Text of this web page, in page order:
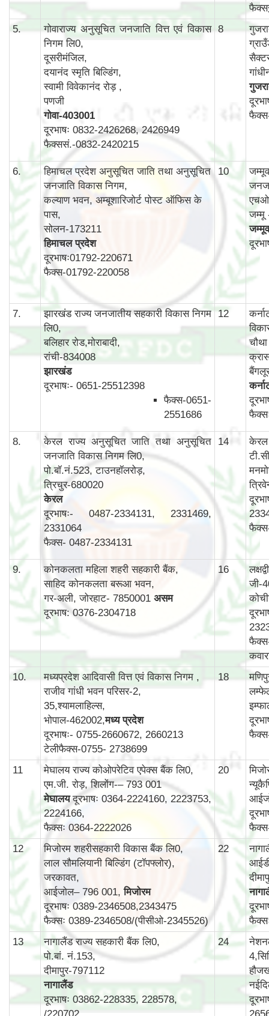
5.
गोवाराज्य अनुसूचित जनजाति वित्त एवं विकास
निगम लि0,
दूसरीमंजिल,
दयानंद स्मृति बिल्डिंग,
स्वामी विवेकानंद रोड़ ,
पणजी
गोवा-403001
दूरभाषः 0832-2426268, 2426949
फैक्ससं.-0832-2420215
8
6.
हिमाचल प्रदेश अनुसूचित जाति तथा अनुसूचित
जनजाति विकास निगम,
कल्याण भवन, अम्बूशारिजोर्ट पोस्ट ऑफिस के
पास,
सोलन-173211
हिमाचल प्रदेश
दूरभाषः01792-220671
फैक्स-01792-220058
10
एचओ
जम्मू
7.
झारखंड राज्य जनजातीय सहकारी विकास निगम
लि0,
बलिहार रोड,मोराबादी,
रांची-834008
झारखंड
दूरभाषः- 0651-25512398
फैक्स-0651-
2551686
12
8.
केरल राज्य अनुसूचित जाति तथा अनुसूचित
जनजाति विकास निगम लि0,
पो.बॉ.नं.523, टाउनहॉलरोड़,
त्रिचुर-680020
केरल
दूरभाषः- 0487-2334131, 2331469,
2331064
फैक्स- 0487-2334131
14
केरल
9.
कोनकलता महिला शहरी सहकारी बैंक,
साहिद कोनकलता बरूआ भवन,
गर-अली, जोरहाट- 7850001 असम
दूरभाष: 0376-2304718
16
जी-
10.
मध्यप्रदेश आदिवासी वित्त एवं विकास निगम ,
राजीव गांधी भवन परिसर-2,
35,श्यामलाहिल्स,
भोपाल-462002,मध्य प्रदेश
दूरभाषः- 0755-2660672, 2660213
टेलीफैक्स-0755- 2738699
18
11
मेघालय राज्य कोओपरेटिव एपेक्स बैंक लि0,
एम.जी. रोड़, शिलोंग-– 793 001
मेघालयदूरभाषः 0364-2224160, 2223753,
2224166,
फैक्सः 0364-2222026
20
12
मिजोरम शहरीसहकारी विकास बैंक लि0,
लाल सौमलियानी बिल्डिंग (टॉपफ्लोर),
जरकावत,
आईजोल– 796 001,मिजोरम
दूरभाषः 0389-2346508,2343475
फैक्सः 0389-2346508/(पीसीओ-2345526)
22
13
नागालैंड राज्य सहकारी बैंक लि0,
पो.बां. नं.153,
दीमापुर-797112
नागालैंड
दूरभाषः 03862-228335, 228578,
/220702
24